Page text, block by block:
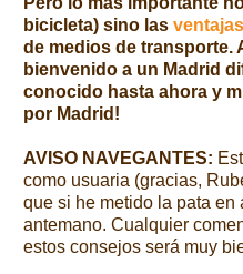
bicicleta) sino las ventajas
de medios de transporte.
bienvenido a un Madrid
conocido hasta ahora y
por Madrid!
AVISO NAVEGANTES:
como usuaria (gracias,
que si he metido la pata
antemano. Cualquier
estos consejos será muy